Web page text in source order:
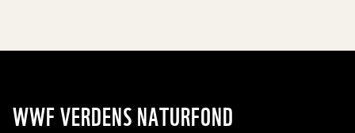
WWF VERDENS NATURFOND